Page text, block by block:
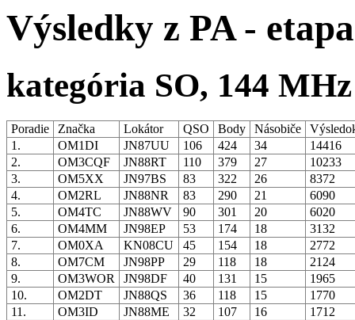
Výsledky z PA -
kategória SO, 144 MHz
Poradie Značka Lokátor QSO Body Násobiče
1.
OM1DI JN87UU 106 424 34
14416
2.
OM3CQF JN88RT 110 379 27
10233
3.
OM5XX JN97BS 83 322 26
8372
4.
OM2RL JN88NR 83 290 21
6090
5.
OM4TC JN88WV 90 301 20
6020
6.
OM4MM JN98EP 53 174 18
3132
7.
OM0XA KN08CU 45 154 18
2772
8.
OM7CM JN98PP 29 118 18
2124
9.
OM3WOR JN98DF 40 131 15
1965
10.
OM2DT JN88QS 36 118 15
1770
11.
OM3ID JN88ME 32 107 16
1712